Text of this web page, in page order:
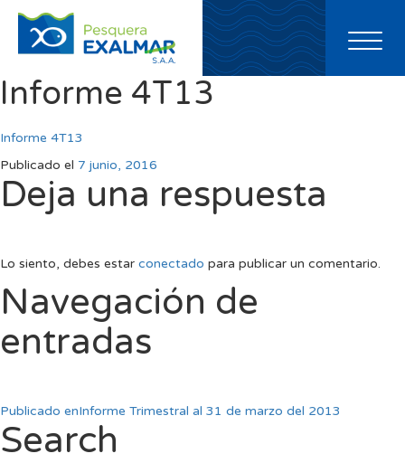
Toggle
Informe 4T13
Informe 4T13
Publicado el 7 junio, 2016
Deja una respuesta
Lo siento, debes estar conectado para publicar un comentario.
Navegación de
entradas
Publicado enInforme Trimestral al 31 de marzo del 2013
Search